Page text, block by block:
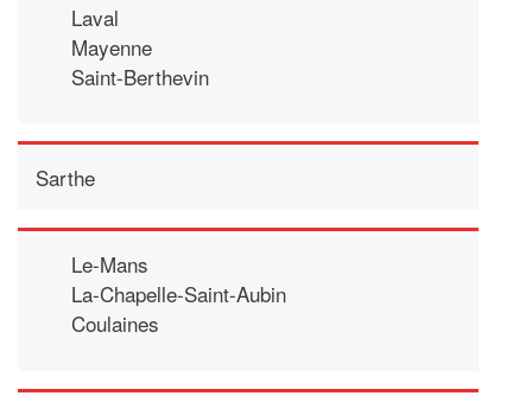
Laval
Mayenne
Saint-Berthevin
Sarthe
Le-Mans
La-Chapelle-Saint-Aubin
Coulaines